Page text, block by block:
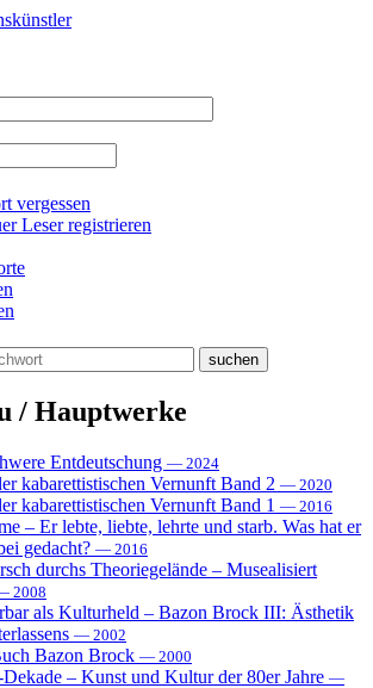
vergessen
Leser registrieren
/ Hauptwerke
Entdeutschung — 2024
kabarettistischen Vernunft Band 2 — 2020
kabarettistischen Vernunft Band 1 — 2016
– Er lebte, liebte, lehrte und starb. Was hat er
gedacht? — 2016
durchs Theoriegelände – Musealisiert
2008
als Kulturheld – Bazon Brock III: Ästhetik
— 2002
Bazon Brock — 2000
– Kunst und Kultur der 80er Jahre —